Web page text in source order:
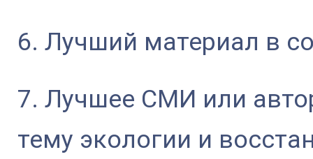
6. Лучший материал в
7. Лучшее СМИ или
тему экологии и